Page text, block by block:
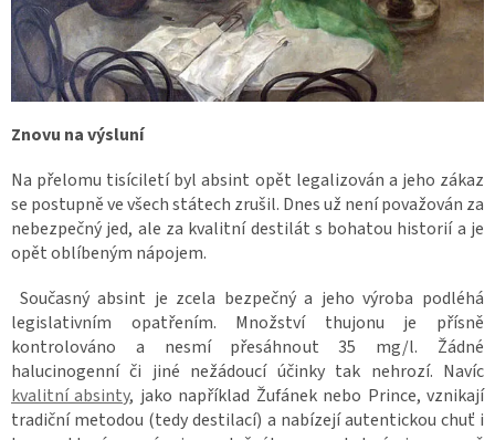
Znovu na výsluní
Na přelomu tisíciletí byl absint opět legalizován a jeho zákaz
se postupně ve všech státech zrušil. Dnes už není považován za
nebezpečný jed, ale za kvalitní destilát s bohatou historií a je
opět oblíbeným nápojem.
Současný absint je zcela bezpečný a jeho výroba podléhá
legislativním opatřením. Množství thujonu je přísně
kontrolováno a nesmí přesáhnout 35 mg/l. Žádné
halucinogenní či jiné nežádoucí účinky tak nehrozí. Navíc
kvalitní absinty, jako například Žufánek nebo Prince, vznikají
tradiční metodou (tedy destilací) a nabízejí autentickou chuť i